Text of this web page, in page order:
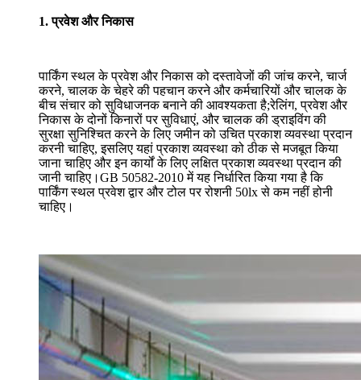
1. प्रवेश और निकास
पार्किंग स्थल के प्रवेश और निकास को दस्तावेजों की जांच करने, चार्ज
करने, चालक के चेहरे की पहचान करने और कर्मचारियों और चालक के
बीच संचार को सुविधाजनक बनाने की आवश्यकता है;रेलिंग, प्रवेश और
निकास के दोनों किनारों पर सुविधाएं, और चालक की ड्राइविंग की
सुरक्षा सुनिश्चित करने के लिए जमीन को उचित प्रकाश व्यवस्था प्रदान
करनी चाहिए, इसलिए यहां प्रकाश व्यवस्था को ठीक से मजबूत किया
जाना चाहिए और इन कार्यों के लिए लक्षित प्रकाश व्यवस्था प्रदान की
जानी चाहिए।GB 50582-2010 में यह निर्धारित किया गया है कि
पार्किंग स्थल प्रवेश द्वार और टोल पर रोशनी 50lx से कम नहीं होनी
चाहिए।